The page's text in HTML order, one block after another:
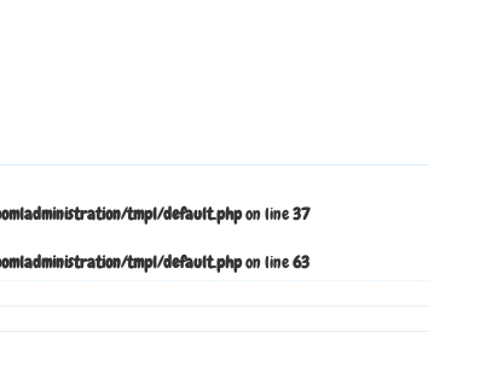
tmpl/default.phpon line37
tmpl/default.phpon line63